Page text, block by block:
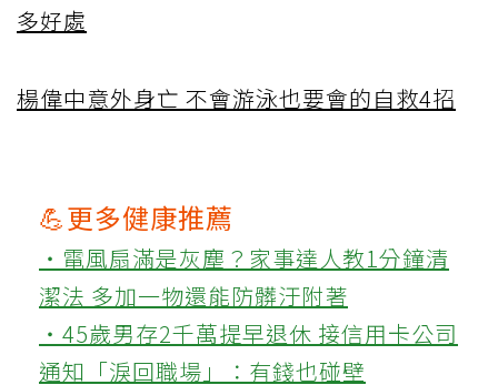
多好處
楊偉中意外身亡 不會游泳也要會的自救4招
💪更多健康推薦
‧電風扇滿是灰塵？家事達人教1分鐘清
潔法 多加一物還能防髒汙附著
‧45歲男存2千萬提早退休 接信用卡公司
通知「淚回職場」：有錢也碰壁